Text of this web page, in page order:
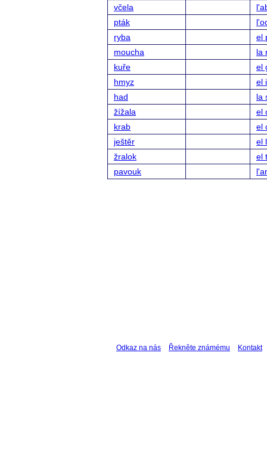
včela
pták
ryba
el
moucha
la
kuře
el
hmyz
el
had
la
žížala
el
krab
el
ještěr
el
žralok
el
pavouk
Odkaz na nás Řekněte známému Kontakt